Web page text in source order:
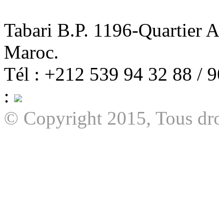
Tabari B.P. 1196-Quartier
Maroc.
Tél : +212 539 94 32 88 /
:
© Copyright 2015, Tous